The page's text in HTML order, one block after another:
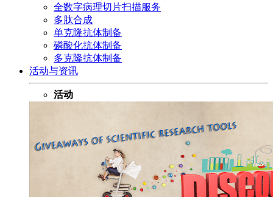
全数字病理切片扫描服务
多肽合成
单克隆抗体制备
磷酸化抗体制备
多克隆抗体制备
活动与资讯
活动